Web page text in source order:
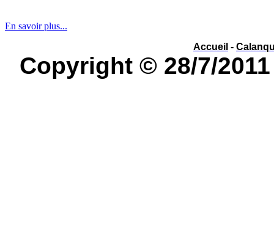
En savoir plus...
Accueil -
Copyright © 28/7/